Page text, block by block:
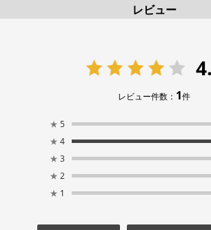
レビュー
レビュー件数： 1件
★ 5
★ 4
★ 3
★ 2
★ 1